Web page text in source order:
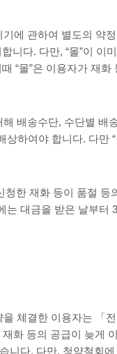
에 관하여 별도의 약
니다. 다만, “몰”이
“몰”은 이용자가 재
배송수단, 수단별 배
상하여야 합니다. 다만
청한 재화 등이 품절
는 대금을 받은 날부
체결한 이용자는 「
화 등의 공급이 늦게
니다. 다만, 청약철회